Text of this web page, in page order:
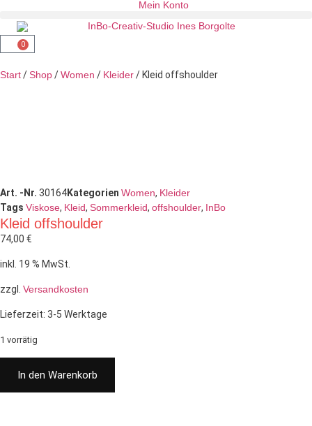
Mein Konto
0
Start/Shop/Women / Kleider/ Kleid offshoulder
Art. -Nr. 30164Kategorien Women, Kleider
Tags Viskose, Kleid, Sommerkleid, offshoulder, InBo
Kleid offshoulder
74,00 €
inkl. 19 % MwSt.
zzgl. Versandkosten
Lieferzeit: 3-5 Werktage
1 vorrätig
In den Warenkorb